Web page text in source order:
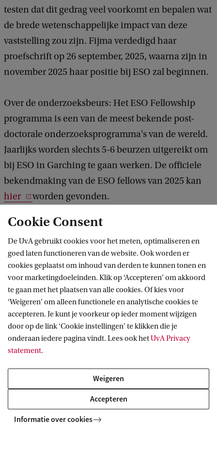
testen dat dit gedrag veel voorkomt en bepalen wat
de brede wetenschappelijke impact van deze
vaststelling zou zijn. Fijma verdedigd haar
proefschrift op 26 september, 2025, waarna zijn in
november 2025 haar positie bij ESO zal beginnen.
Over de onderzoeksbeurs: Het ESO Fellowship
programma is een van de meest bekende post-
doctorale onderzoeksprogramma's van de wereld.
Jaarlijks worden slechts 5-6 beurzen uitgereikt om
bij ESO in Garching te gaan werken. De officiele
bekendmaking van de ESO fellows van 2025 kan
hier
worden gevonden.
Anton Pannekoek Instituut voor
Sterrenkunde
Volg ons op sociale media
Direct naar
Over ons
Nieuws en agenda
Vacatures
Cookie Consent
De UvA gebruikt cookies voor het meten, optimaliseren en
goed laten functioneren van de website. Ook worden er
cookies geplaatst om inhoud van derden te kunnen tonen en
voor marketingdoeleinden. Klik op ‘Accepteren’ om akkoord
te gaan met het plaatsen van alle cookies. Of kies voor
‘Weigeren’ om alleen functionele en analytische cookies te
accepteren. Je kunt je voorkeur op ieder moment wijzigen
door op de link ‘Cookie instellingen’ te klikken die je
onderaan iedere pagina vindt. Lees ook hetUvA Privacy
statement.
Weigeren
Accepteren
Informatie over cookies